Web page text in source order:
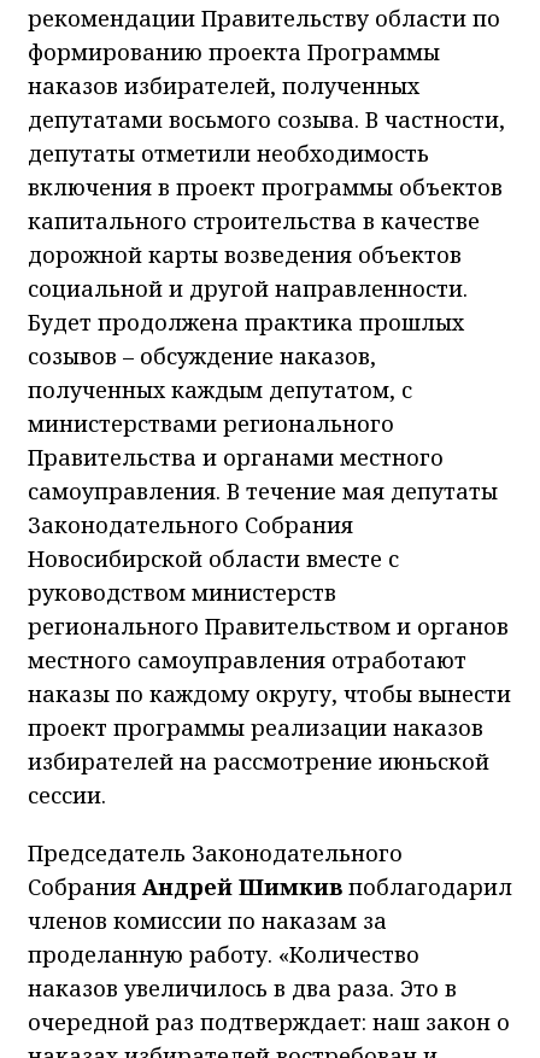
рекомендации Правительству области по
формированию проекта Программы
наказов избирателей, полученных
депутатами восьмого созыва. В частности,
депутаты отметили необходимость
включения в проект программы объектов
капитального строительства в качестве
дорожной карты возведения объектов
социальной и другой направленности.
Будет продолжена практика прошлых
созывов – обсуждение наказов,
полученных каждым депутатом, с
министерствами регионального
Правительства и органами местного
самоуправления. В течение мая депутаты
Законодательного Собрания
Новосибирской области вместе с
руководством министерств
регионального Правительством и органов
местного самоуправления отработают
наказы по каждому округу, чтобы вынести
проект программы реализации наказов
избирателей на рассмотрение июньской
сессии.
Председатель Законодательного
Собрания Андрей Шимкив поблагодарил
членов комиссии по наказам за
проделанную работу. «Количество
наказов увеличилось в два раза. Это в
очередной раз подтверждает: наш закон о